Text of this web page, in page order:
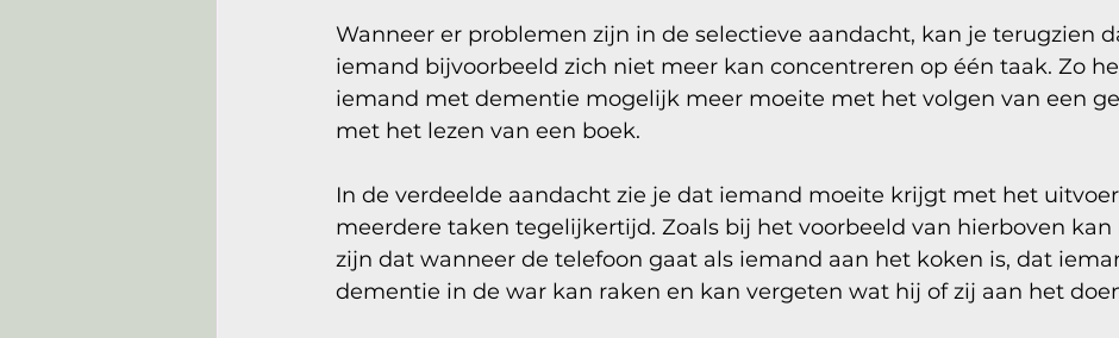
Wanneer er problemen zijn in de selectieve aandacht, kan je terugzien
iemand bijvoorbeeld zich niet meer kan concentreren op één taak. Zo
iemand met dementie mogelijk meer moeite met het volgen van een
met het lezen van een boek.
In de verdeelde aandacht zie je dat iemand moeite krijgt met het
meerdere taken tegelijkertijd. Zoals bij het voorbeeld van hierboven kan
zijn dat wanneer de telefoon gaat als iemand aan het koken is, dat
dementie in de war kan raken en kan vergeten wat hij of zij aan het